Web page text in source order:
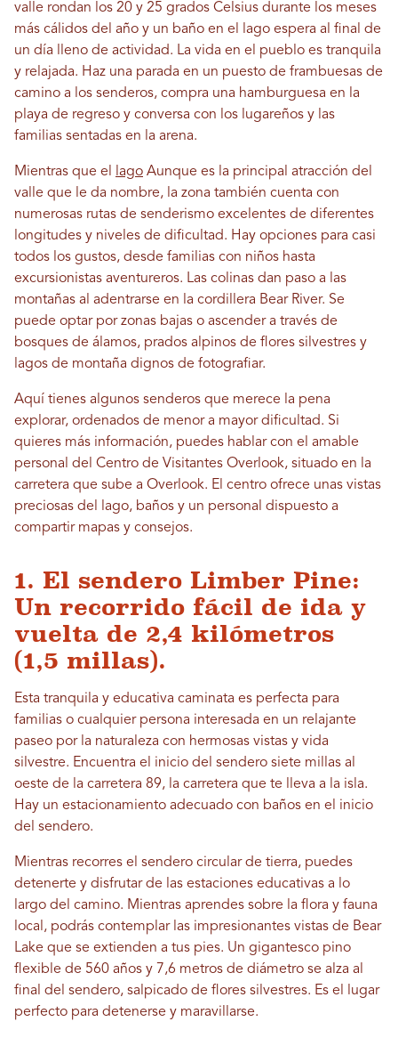
valle rondan los 20 y 25 grados Celsius durante los meses
más cálidos del año y un baño en el lago espera al final de
un día lleno de actividad. La vida en el pueblo es tranquila
y relajada. Haz una parada en un puesto de frambuesas de
camino a los senderos, compra una hamburguesa en la
playa de regreso y conversa con los lugareños y las
familias sentadas en la arena.
Mientras que el lago Aunque es la principal atracción del
valle que le da nombre, la zona también cuenta con
numerosas rutas de senderismo excelentes de diferentes
longitudes y niveles de dificultad. Hay opciones para casi
todos los gustos, desde familias con niños hasta
excursionistas aventureros. Las colinas dan paso a las
montañas al adentrarse en la cordillera Bear River. Se
puede optar por zonas bajas o ascender a través de
bosques de álamos, prados alpinos de flores silvestres y
lagos de montaña dignos de fotografiar.
Aquí tienes algunos senderos que merece la pena
explorar, ordenados de menor a mayor dificultad. Si
quieres más información, puedes hablar con el amable
personal del Centro de Visitantes Overlook, situado en la
carretera que sube a Overlook. El centro ofrece unas vistas
preciosas del lago, baños y un personal dispuesto a
compartir mapas y consejos.
1. El sendero Limber Pine:
Un recorrido fácil de ida y
vuelta de 2,4 kilómetros
(1,5 millas).
Esta tranquila y educativa caminata es perfecta para
familias o cualquier persona interesada en un relajante
paseo por la naturaleza con hermosas vistas y vida
silvestre. Encuentra el inicio del sendero siete millas al
oeste de la carretera 89, la carretera que te lleva a la isla.
Hay un estacionamiento adecuado con baños en el inicio
del sendero.
Mientras recorres el sendero circular de tierra, puedes
detenerte y disfrutar de las estaciones educativas a lo
largo del camino. Mientras aprendes sobre la flora y fauna
local, podrás contemplar las impresionantes vistas de Bear
Lake que se extienden a tus pies. Un gigantesco pino
flexible de 560 años y 7,6 metros de diámetro se alza al
final del sendero, salpicado de flores silvestres. Es el lugar
perfecto para detenerse y maravillarse.